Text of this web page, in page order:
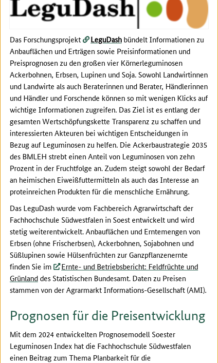
Das Forschungsprojekt LeguDash bündelt Informationen zu
Anbauflächen und Erträgen sowie Preisinformationen und
Preisprognosen zu den großen vier Körnerleguminosen
Ackerbohnen, Erbsen, Lupinen und Soja. Sowohl Landwirtinnen
und Landwirte als auch Beraterinnen und Berater, Händlerinnen
und Händler und Forschende können so mit wenigen Klicks auf
wichtige Informationen zugreifen. Das Ziel ist es entlang der
gesamten Wertschöpfungskette Transparenz zu schaffen und
interessierten Akteuren bei wichtigen Entscheidungen in
Bezug auf Leguminosen zu helfen. Die Ackerbaustrategie 2035
des BMLEH strebt einen Anteil von Leguminosen von zehn
Prozent in der Fruchtfolge an. Zudem steigt sowohl der Bedarf
an heimischen Eiweißfuttermitteln als auch das Interesse an
proteinreichen Produkten für die menschliche Ernährung.
Das LeguDash wurde vom Fachbereich Agrarwirtschaft der
Fachhochschule Südwestfalen in Soest entwickelt und wird
stetig weiterentwickelt. Anbauflächen und Erntemengen von
Erbsen (ohne Frischerbsen), Ackerbohnen, Sojabohnen und
Süßlupinen sowie Hülsenfrüchten zur Ganzpflanzenernte
finden Sie im
Ernte- und Betriebsbericht: Feldfrüchte und
Grünlanddes Statistischen Bundesamt. Daten zu Preisen
stammen von der Agrarmarkt Informations-Gesellschaft (AMI).
Prognosen für die Preisentwicklung
Mit dem 2024 entwickelten Prognosemodell Soester
Leguminosen Index hat die Fachhochschule Südwestfalen
einen Beitrag zum Thema Planbarkeit für die